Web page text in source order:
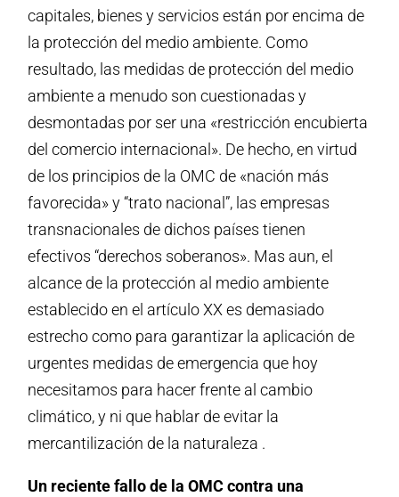
capitales, bienes y servicios están por encima de
la protección del medio ambiente. Como
resultado, las medidas de protección del medio
ambiente a menudo son cuestionadas y
desmontadas por ser una «restricción encubierta
del comercio internacional». De hecho, en virtud
de los principios de la OMC de «nación más
favorecida» y “trato nacional”, las empresas
transnacionales de dichos países tienen
efectivos “derechos soberanos». Mas aun, el
alcance de la protección al medio ambiente
establecido en el artículo XX es demasiado
estrecho como para garantizar la aplicación de
urgentes medidas de emergencia que hoy
necesitamos para hacer frente al cambio
climático, y ni que hablar de evitar la
mercantilización de la naturaleza .
Un reciente fallo de la OMC contra una